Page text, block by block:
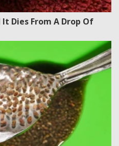
Dies From A Drop Of